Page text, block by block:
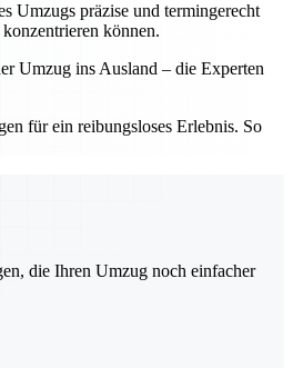
Umzugs präzise und termingerecht
können.
Umzug ins Ausland – die Experten
für ein reibungsloses Erlebnis. So
die Ihren Umzug noch einfacher